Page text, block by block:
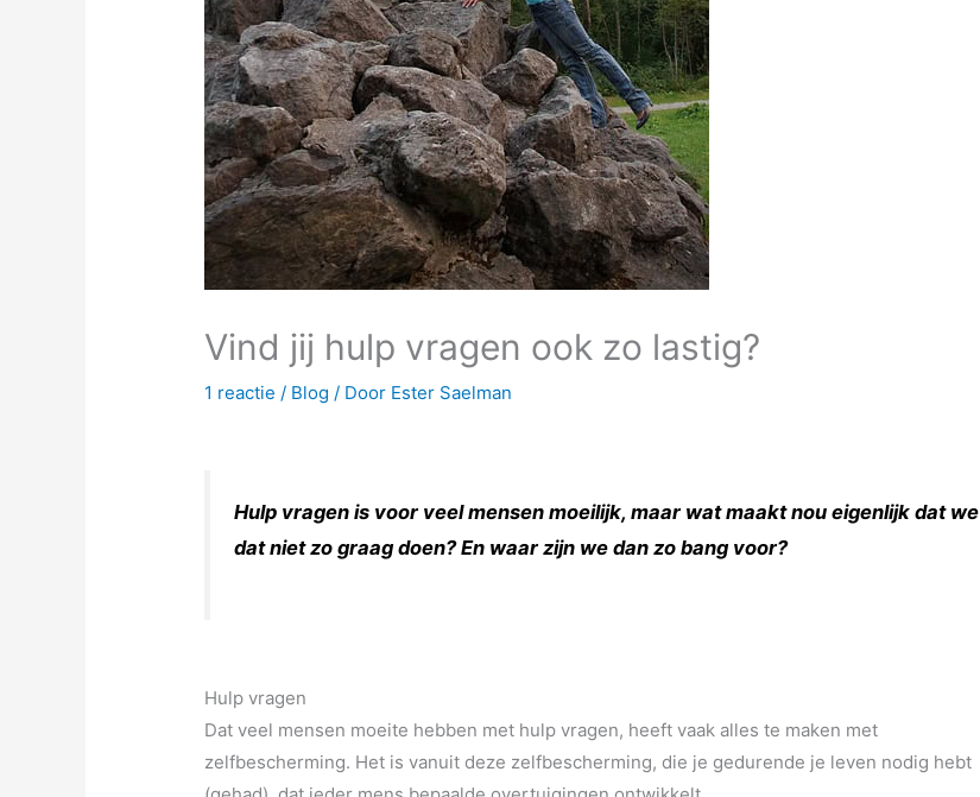
Vind jij hulp vragen ook zo lastig?
1 reactie / Blog / Door Ester Saelman
Hulp vragen is voor veel mensen moeilijk, maar wat maakt nou eigenlijk dat we
dat niet zo graag doen? En waar zijn we dan zo bang voor?
Hulp vragen
Dat veel mensen moeite hebben met hulp vragen, heeft vaak alles te maken met
zelfbescherming. Het is vanuit deze zelfbescherming, die je gedurende je leven nodig hebt